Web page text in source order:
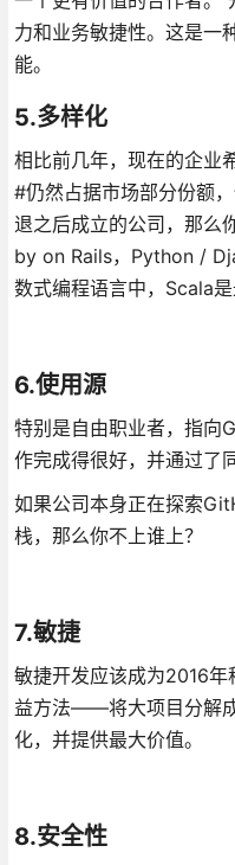
力和业务敏捷性。这是一
能。
5.多样化
相比前几年，现在的企业
#仍然占据市场部分份额
退之后成立的公司，那么
by on Rails，Python /
数式编程语言中，Scala是
6.使用源
特别是自由职业者，指向
作完成得很好，并通过了
如果公司本身正在探索
栈，那么你不上谁上？
7.敏捷
敏捷开发应该成为2016
益方法——将大项目分解
化，并提供最大价值。
8.安全性